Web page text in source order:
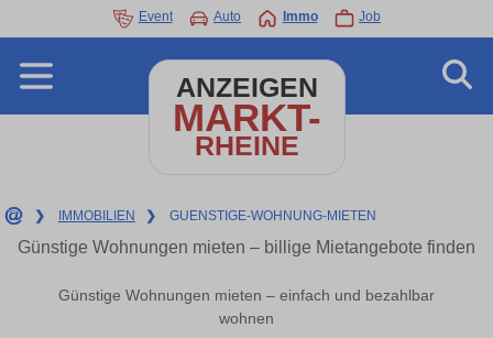
Event Auto Immo Job
ANZEIGEN
MARKT-
RHEINE
❯ IMMOBILIEN ❯ GUENSTIGE-WOHNUNG-MIETEN
Günstige Wohnungen mieten – billige Mietangebote finden
Günstige Wohnungen mieten – einfach und bezahlbar
wohnen